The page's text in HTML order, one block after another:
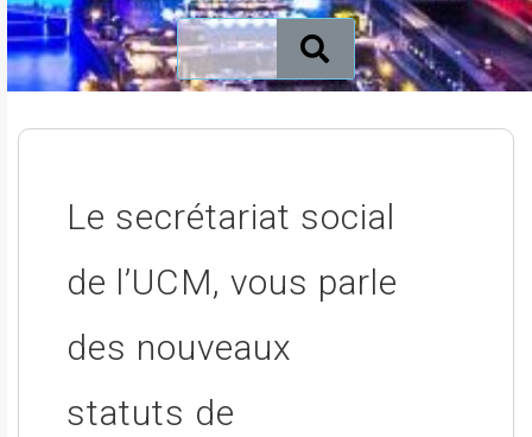
Le secrétariat social
de l’UCM, vous parle
des nouveaux
statuts de